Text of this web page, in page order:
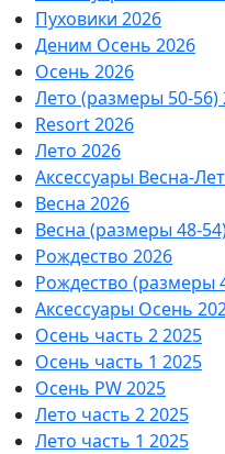
Пуховики 2026
Деним Осень 2026
Осень 2026
Лето (размеры 50-56)
Resort 2026
Лето 2026
Аксессуары Весна-
Весна 2026
Весна (размеры 48-
Рождество 2026
Рождество (размеры
Аксессуары Осень
Осень часть 2 2025
Осень часть 1 2025
Осень PW 2025
Лето часть 2 2025
Лето часть 1 2025